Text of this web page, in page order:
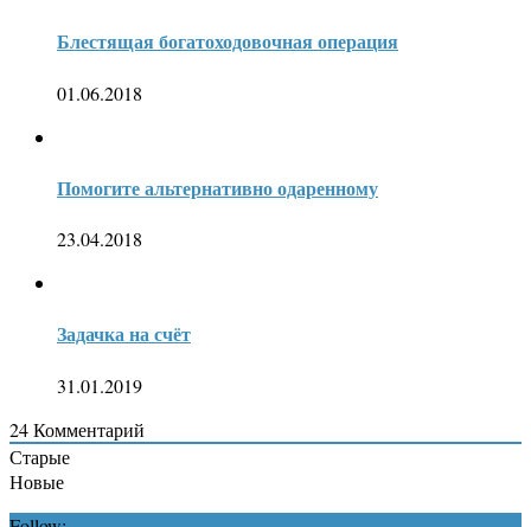
Блестящая богатоходовочная операция
01.06.2018
Помогите альтернативно одаренному
23.04.2018
Задачка на счёт
31.01.2019
24Комментарий
Старые
Новые